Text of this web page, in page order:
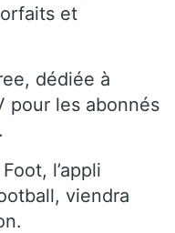
et
dédiée à
pour les abonnés
l’appli
viendra